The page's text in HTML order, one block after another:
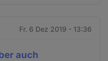
Fr. 6 Dez 2019 - 13:36
auch